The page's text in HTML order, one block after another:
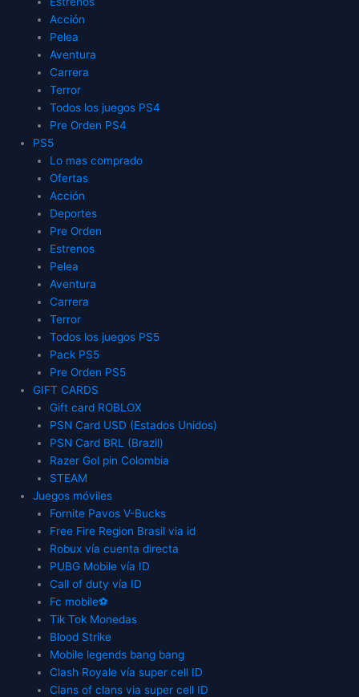
Acción
Pelea
Aventura
Carrera
Terror
Todos los juegos PS4
Pre Orden PS4
PS5
Lo mas comprado
Ofertas
Acción
Deportes
Pre Orden
Estrenos
Pelea
Aventura
Carrera
Terror
Todos los juegos PS5
Pack PS5
Pre Orden PS5
GIFT CARDS
Gift card ROBLOX
PSN Card USD (Estados Unidos)
PSN Card BRL (Brazil)
Razer Gol pin Colombia
STEAM
Juegos móviles
Fornite Pavos V-Bucks
Free Fire Region Brasil via id
Robux vía cuenta directa
PUBG Mobile vía ID
Call of duty vía ID
Fc mobile⚽
Tik Tok Monedas
Blood Strike
Mobile legends bang bang
Clash Royale vía super cell ID
Clans of clans via super cell ID